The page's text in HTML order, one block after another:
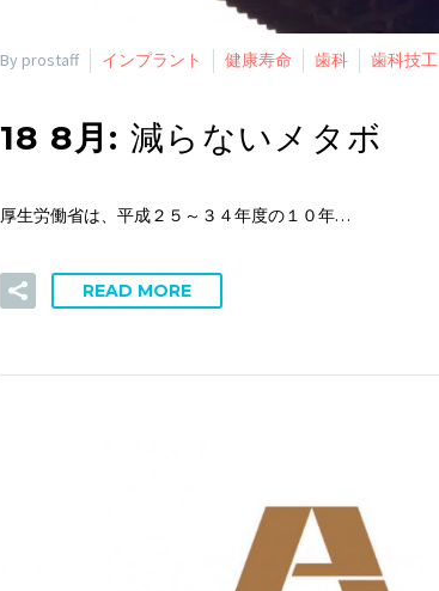
By prostaff インプラント 健康寿命 歯科 歯科技工
18 8月: 減らないメタボ
厚生労働省は、平成２５～３４年度の１０年…
READ MORE